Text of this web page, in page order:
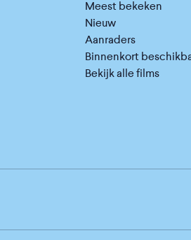
Meest bekeken
Nieuw
Aanraders
Binnenkort
Bekijk alle films